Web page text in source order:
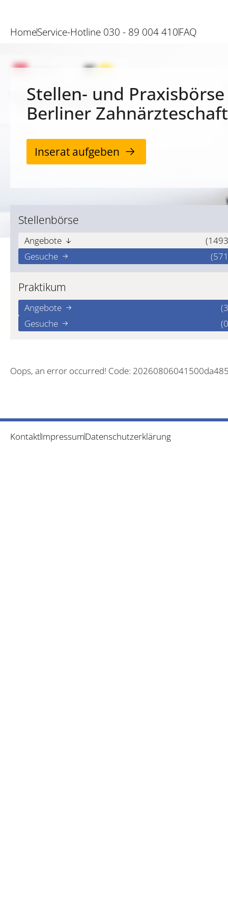
HomeService-Hotline 030 - 89 004 410FAQ
Stellen- und
Berliner Zahnärzteschaft
Inserat aufgeben
Stellenbörse
Angebote
Gesuche
Praktikum
Angebote
Gesuche
Oops, an error occurred! Code:
KontaktImpressumDatenschutzerklärung